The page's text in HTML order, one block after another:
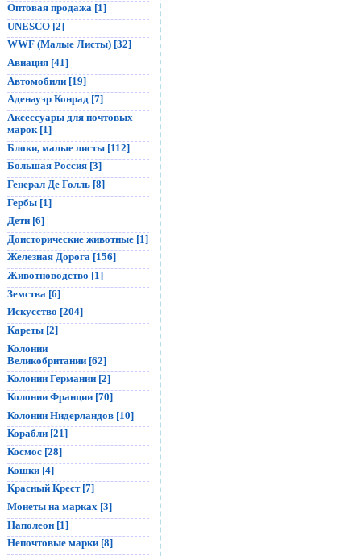
Оптовая продажа [1]
UNESCO [2]
WWF (Малые Листы) [32]
Авиация [41]
Автомобили [19]
Аденауэр Конрад [7]
Аксессуары для почтовых
марок [1]
Блоки, малые листы [112]
Большая Россия [3]
Генерал Де Голль [8]
Гербы [1]
Дети [6]
Доисторические животные [1]
Железная Дорога [156]
Животноводство [1]
Земства [6]
Искусство [204]
Кареты [2]
Колонии
Великобритании [62]
Колонии Германии [2]
Колонии Франции [70]
Колонии Нидерландов [10]
Корабли [21]
Космос [28]
Кошки [4]
Красный Крест [7]
Монеты на марках [3]
Наполеон [1]
Непочтовые марки [8]